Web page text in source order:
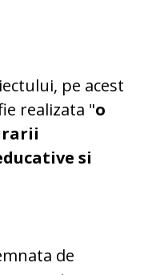
pe acest
realizata "o
si
de